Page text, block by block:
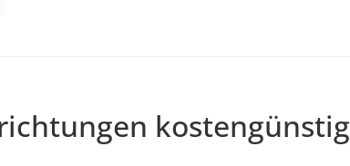
kostengünstig